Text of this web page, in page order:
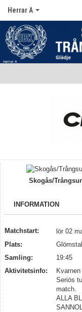
Herrar A
Truppen / Kontakt
Bildgalleri
Skogås/
INFORMATION
Matchstart:
lör 02
Plats:
Samling:
19:45
Aktivitetsinfo:
Seriös
match.
ALLA